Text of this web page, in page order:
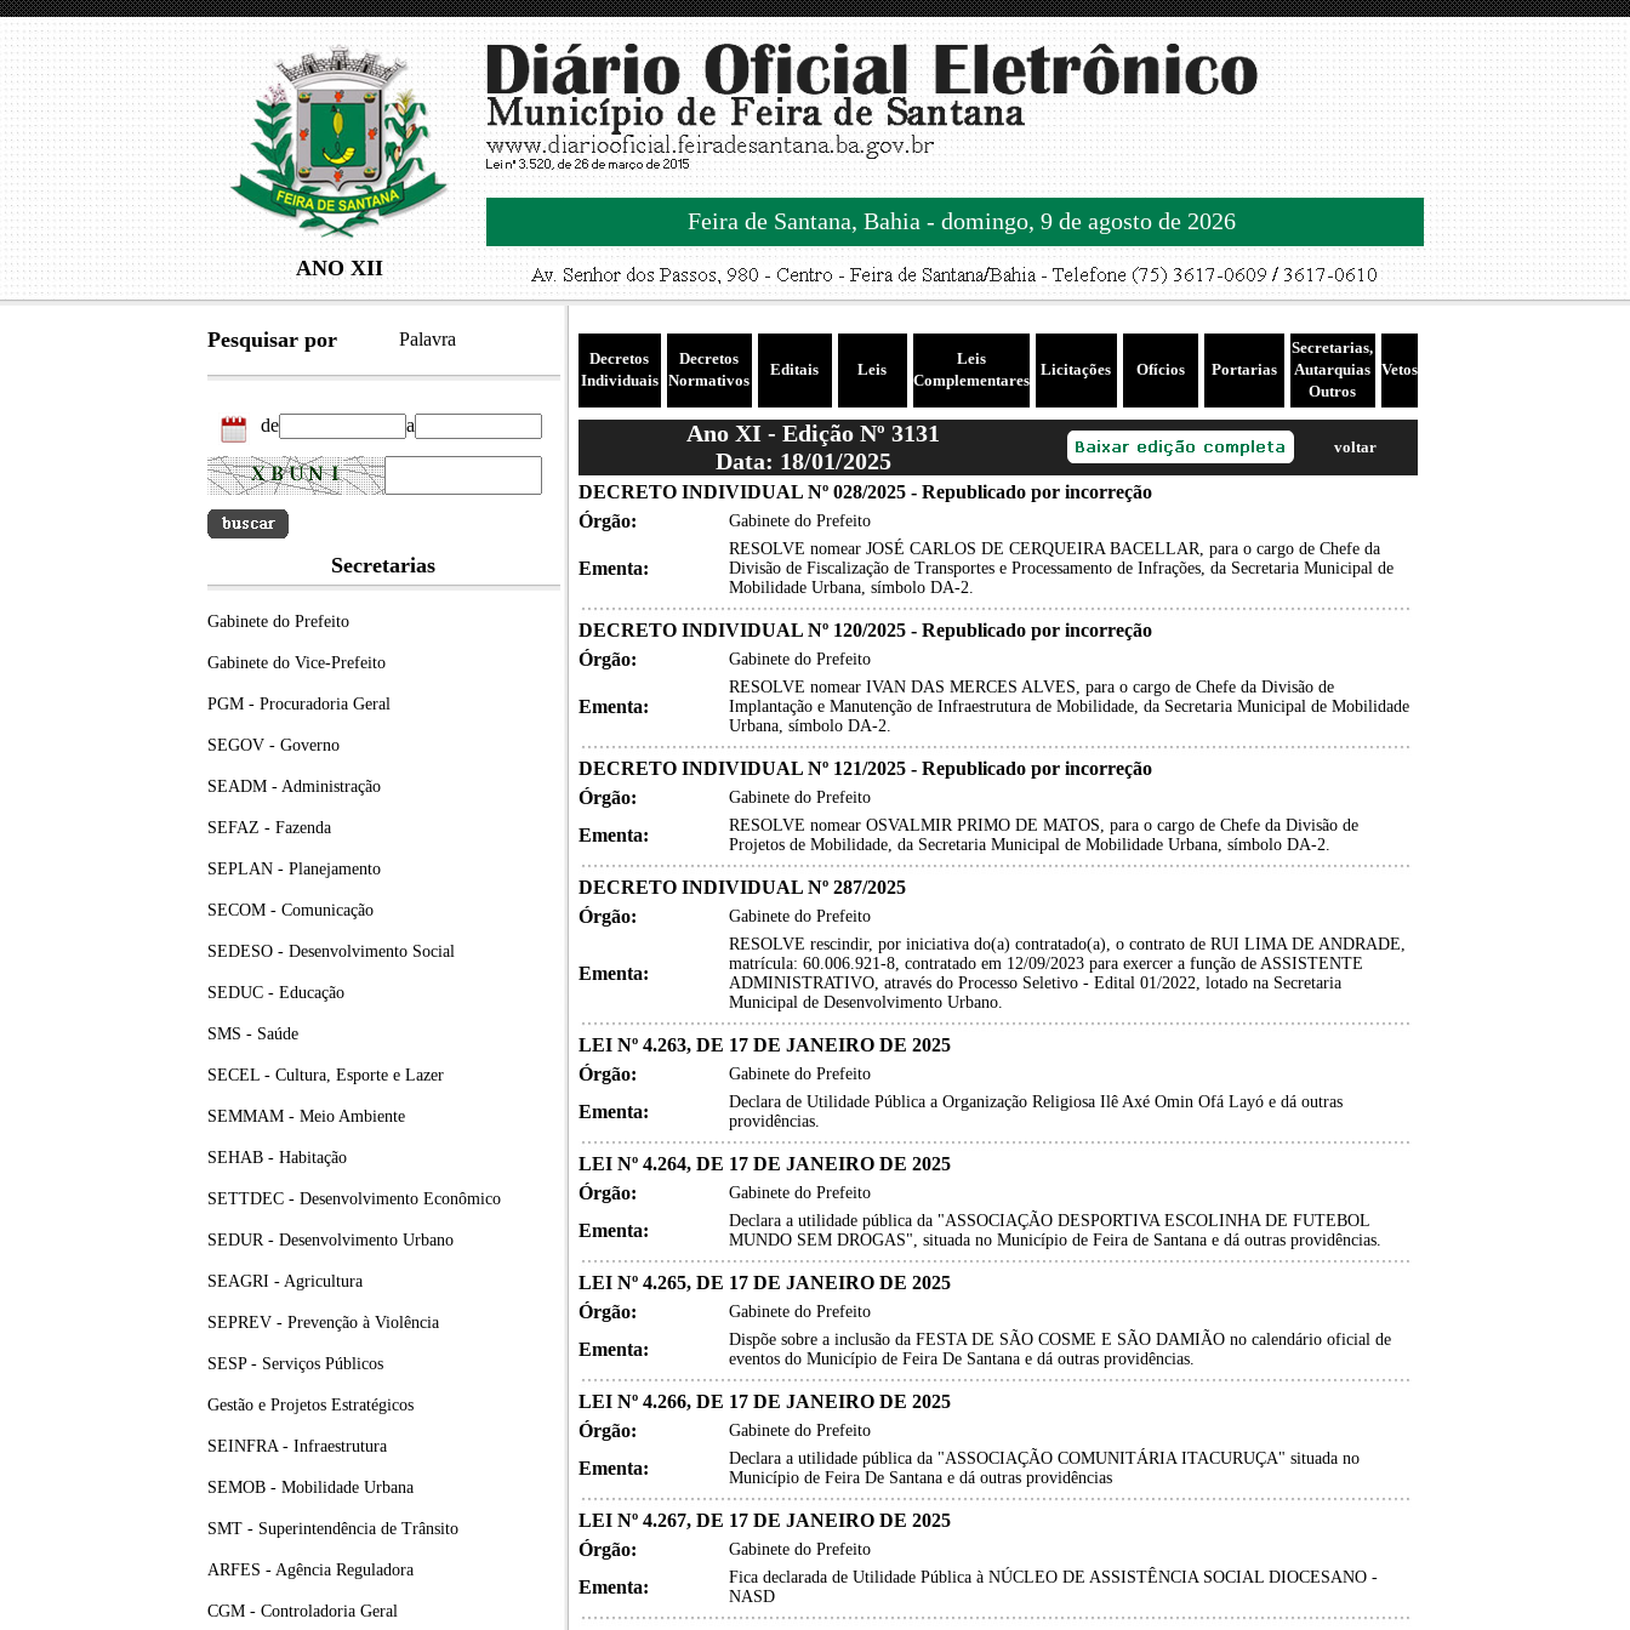
ANO XII
Feira de Santana, Bahia - domingo, 9 de agosto de 2026
Pesquisar por Palavra
de a
Secretarias
Gabinete do Prefeito
Gabinete do Vice-Prefeito
PGM - Procuradoria Geral
SEGOV - Governo
SEADM - Administração
SEFAZ - Fazenda
SEPLAN - Planejamento
SECOM - Comunicação
SEDESO - Desenvolvimento Social
SEDUC - Educação
SMS - Saúde
SECEL - Cultura, Esporte e Lazer
SEMMAM - Meio Ambiente
SEHAB - Habitação
SETTDEC - Desenvolvimento Econômico
SEDUR - Desenvolvimento Urbano
SEAGRI - Agricultura
SEPREV - Prevenção à Violência
SESP - Serviços Públicos
Gestão e Projetos Estratégicos
SEINFRA - Infraestrutura
SEMOB - Mobilidade Urbana
SMT - Superintendência de Trânsito
ARFES - Agência Reguladora
CGM - Controladoria Geral
Decretos
Individuais
Decretos
Normativos
Editais Leis
Leis
Complementares
Licitações Ofícios Portarias
Secretarias,
Autarquias
Outros
Vetos
Ano XI - Edição Nº 3131
Data: 18/01/2025
voltar
DECRETO INDIVIDUAL Nº 028/2025 - Republicado por incorreção
Órgão:
Gabinete do Prefeito
Ementa:
RESOLVE nomear JOSÉ CARLOS DE CERQUEIRA BACELLAR, para o cargo de Chefe da
Divisão de Fiscalização de Transportes e Processamento de Infrações, da Secretaria Municipal de
Mobilidade Urbana, símbolo DA-2.
DECRETO INDIVIDUAL Nº 120/2025 - Republicado por incorreção
Órgão:
Gabinete do Prefeito
Ementa:
RESOLVE nomear IVAN DAS MERCES ALVES, para o cargo de Chefe da Divisão de
Implantação e Manutenção de Infraestrutura de Mobilidade, da Secretaria Municipal de Mobilidade
Urbana, símbolo DA-2.
DECRETO INDIVIDUAL Nº 121/2025 - Republicado por incorreção
Órgão:
Gabinete do Prefeito
Ementa:
RESOLVE nomear OSVALMIR PRIMO DE MATOS, para o cargo de Chefe da Divisão de
Projetos de Mobilidade, da Secretaria Municipal de Mobilidade Urbana, símbolo DA-2.
DECRETO INDIVIDUAL Nº 287/2025
Órgão:
Gabinete do Prefeito
Ementa:
RESOLVE rescindir, por iniciativa do(a) contratado(a), o contrato de RUI LIMA DE ANDRADE,
matrícula: 60.006.921-8, contratado em 12/09/2023 para exercer a função de ASSISTENTE
ADMINISTRATIVO, através do Processo Seletivo - Edital 01/2022, lotado na Secretaria
Municipal de Desenvolvimento Urbano.
LEI Nº 4.263, DE 17 DE JANEIRO DE 2025
Órgão:
Gabinete do Prefeito
Ementa:
Declara de Utilidade Pública a Organização Religiosa Ilê Axé Omin Ofá Layó e dá outras
providências.
LEI Nº 4.264, DE 17 DE JANEIRO DE 2025
Órgão:
Gabinete do Prefeito
Ementa:
Declara a utilidade pública da "ASSOCIAÇÃO DESPORTIVA ESCOLINHA DE FUTEBOL
MUNDO SEM DROGAS", situada no Município de Feira de Santana e dá outras providências.
LEI Nº 4.265, DE 17 DE JANEIRO DE 2025
Órgão:
Gabinete do Prefeito
Ementa:
Dispõe sobre a inclusão da FESTA DE SÃO COSME E SÃO DAMIÃO no calendário oficial de
eventos do Município de Feira De Santana e dá outras providências.
LEI Nº 4.266, DE 17 DE JANEIRO DE 2025
Órgão:
Gabinete do Prefeito
Ementa:
Declara a utilidade pública da "ASSOCIAÇÃO COMUNITÁRIA ITACURUÇA" situada no
Município de Feira De Santana e dá outras providências
LEI Nº 4.267, DE 17 DE JANEIRO DE 2025
Órgão:
Gabinete do Prefeito
Ementa:
Fica declarada de Utilidade Pública à NÚCLEO DE ASSISTÊNCIA SOCIAL DIOCESANO -
NASD